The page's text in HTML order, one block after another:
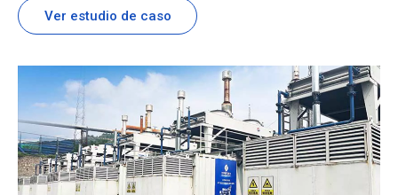
Ver estudio de caso